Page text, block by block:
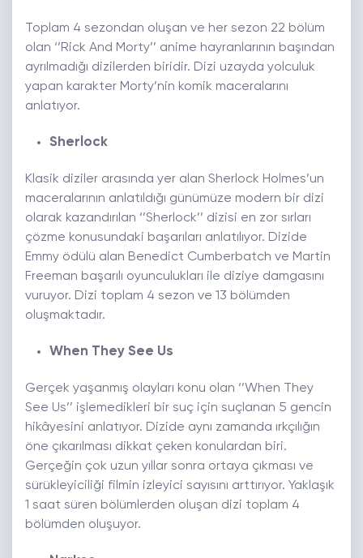
Toplam 4 sezondan oluşan ve her sezon 22 bölüm
olan ‘’Rick And Morty’’ anime hayranlarının başından
ayrılmadığı dizilerden biridir. Dizi uzayda yolculuk
yapan karakter Morty’nin komik maceralarını
anlatıyor.
Sherlock
Klasik diziler arasında yer alan Sherlock Holmes’un
maceralarının anlatıldığı günümüze modern bir dizi
olarak kazandırılan ‘’Sherlock’’ dizisi en zor sırları
çözme konusundaki başarıları anlatılıyor. Dizide
Emmy ödülü alan Benedict Cumberbatch ve Martin
Freeman başarılı oyunculukları ile diziye damgasını
vuruyor. Dizi toplam 4 sezon ve 13 bölümden
oluşmaktadır.
When They See Us
Gerçek yaşanmış olayları konu olan ‘’When They
See Us’’ işlemedikleri bir suç için suçlanan 5 gencin
hikâyesini anlatıyor. Dizide aynı zamanda ırkçılığın
öne çıkarılması dikkat çeken konulardan biri.
Gerçeğin çok uzun yıllar sonra ortaya çıkması ve
sürükleyiciliği filmin izleyici sayısını arttırıyor. Yaklaşık
1 saat süren bölümlerden oluşan dizi toplam 4
bölümden oluşuyor.